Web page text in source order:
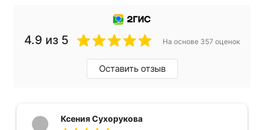
4.9 из 5 На основе 357 оценок
Оставить отзыв
Ксения Сухорукова